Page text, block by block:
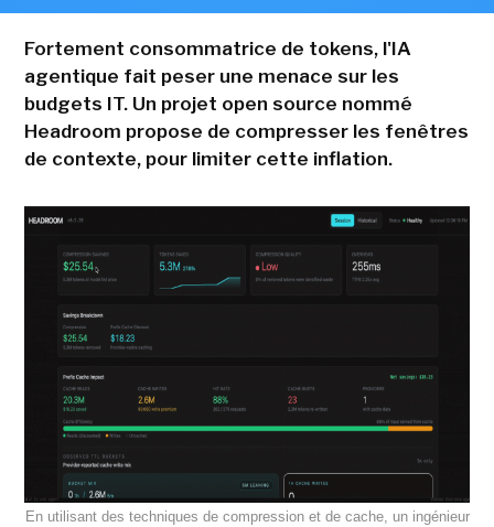
Fortement consommatrice de tokens, l'IA
agentique fait peser une menace sur les
budgets IT. Un projet open source nommé
Headroom propose de compresser les fenêtres
de contexte, pour limiter cette inflation.
En utilisant des techniques de compression et de cache, un ingénieur